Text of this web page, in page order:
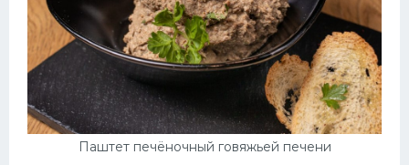
Паштет печёночный говяжьей печени